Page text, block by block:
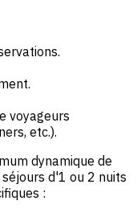
voyageurs
etc.).
dynamique de
d'1 ou 2 nuits
: